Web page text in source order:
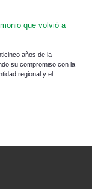
que volvió a
años de la
su compromiso con la
regional y el